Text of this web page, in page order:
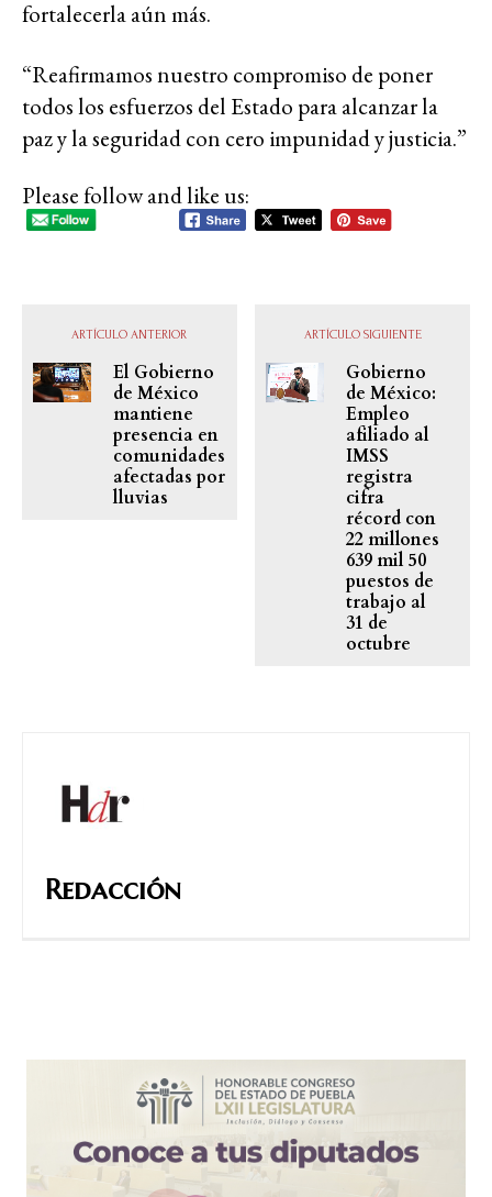
fortalecerla aún más.
“Reafirmamos nuestro compromiso de poner
todos los esfuerzos del Estado para alcanzar la
paz y la seguridad con cero impunidad y justicia.”
Please follow and like us:
ARTÍCULO ANTERIOR
El Gobierno
de México
mantiene
presencia en
comunidades
afectadas por
lluvias
ARTÍCULO SIGUIENTE
Gobierno
de México:
Empleo
afiliado al
IMSS
registra
cifra
récord con
22 millones
639 mil 50
puestos de
trabajo al
31 de
octubre
Redacción